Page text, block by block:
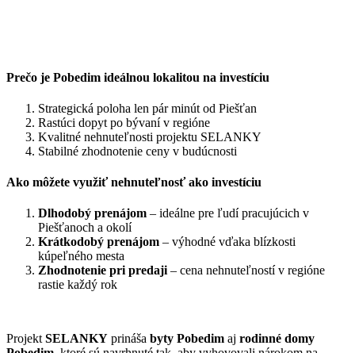
Prečo je Pobedim ideálnou lokalitou na investíciu
Strategická poloha len pár minút od Piešťan
Rastúci dopyt po bývaní v regióne
Kvalitné nehnuteľnosti projektu SELANKY
Stabilné zhodnotenie ceny v budúcnosti
Ako môžete využiť nehnuteľnosť ako investíciu
Dlhodobý prenájom – ideálne pre ľudí pracujúcich v
Piešťanoch a okolí
Krátkodobý prenájom – výhodné vďaka blízkosti
kúpeľného mesta
Zhodnotenie pri predaji– cena nehnuteľností v regióne
rastie každý rok
ProjektSELANKY prináša byty Pobedim aj rodinné domy